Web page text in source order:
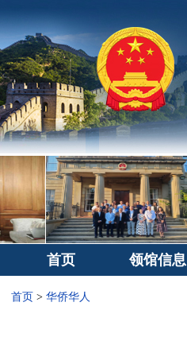
首页 领馆信息
首页 > 华侨华人